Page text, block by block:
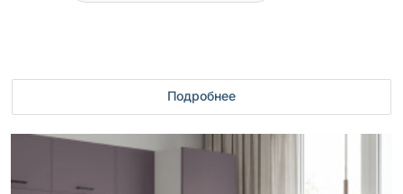
Подробнее